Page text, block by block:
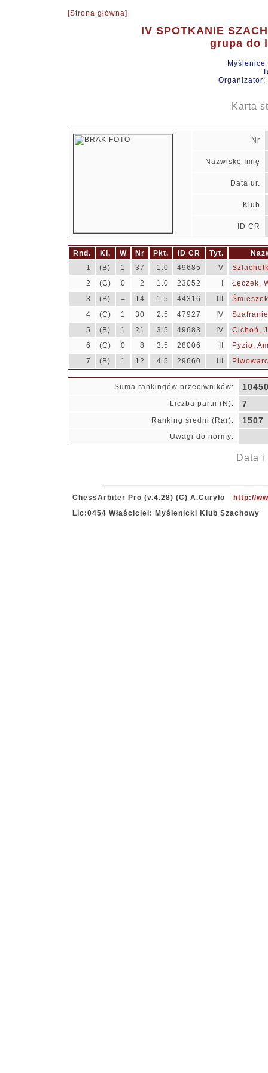
[Strona główna]
IV SPOTKANIE
grupa do
Organizator:
Karta
Nr
Nazwisko Imię
Data ur.
Klub
ID CR
Rnd. Kl. W Nr Pkt. ID CR Tyt.
1
(B) 1 37 1.0 49685 V
2
(C) 0 2 1.0 23052
Łęczek,
3
(B) = 14 1.5 44316
4
(C) 1 30 2.5 47927 IV
5
(B) 1 21 3.5 49683 IV
Cichoń,
6
(C) 0 8 3.5 28006
Pyzio,
7
(B) 1 12 4.5 29660
Suma rankingów przeciwników:
Liczba partii (N): 7
Ranking średni (Rar): 1507
Uwagi do normy:
Data
ChessArbiter Pro (v.4.28) (C) A.Curyło
http://
Lic:0454 Właściciel: Myślenicki Klub Szachowy